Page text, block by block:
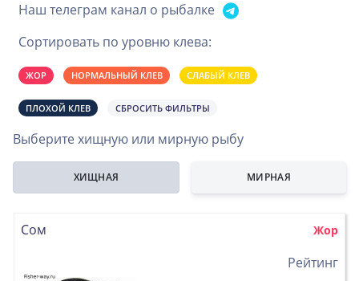
Наш телеграм канал о рыбалке
Сортировать по уровню клева:
ЖОР НОРМАЛЬНЫЙ КЛЕВ СЛАБЫЙ КЛЕВ
ПЛОХОЙ КЛЕВ СБРОСИТЬ ФИЛЬТРЫ
Выберите хищную или мирную рыбу
ХИЩНАЯ МИРНАЯ
Сом Жор
Рейтинг